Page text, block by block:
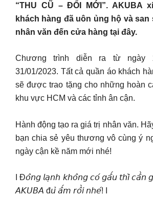
“THU CŨ – ĐỔI MỚI”. AKUBA
khách hàng đã uôn ủng hộ và
nhân văn đến cửa hàng tại đây.
Chương trình diễn ra từ ngày
31/01/2023. Tất cả quần áo khách
sẽ được trao tặng cho những hoàn
khu vực HCM và các tỉnh ân cận.
Hành động tạo ra giá trị nhân văn.
bạn chia sẻ yêu thương vô cùng ý
ngày cận kề năm mới nhé!
I Đ𝘰̂𝘯𝘨 𝘭𝘢̣𝘯𝘩 𝘬𝘩𝘰̂𝘯𝘨 𝘤𝘰́ 𝘨𝘢̂́𝘶 𝘵𝘩𝘪̀ 𝘤𝘢̂̀𝘯
𝘈𝘒𝘜𝘉𝘈 đ𝘶̉ 𝘢̂́𝘮 𝘳𝘰̂̀𝘪 𝘯𝘩𝘦́! I